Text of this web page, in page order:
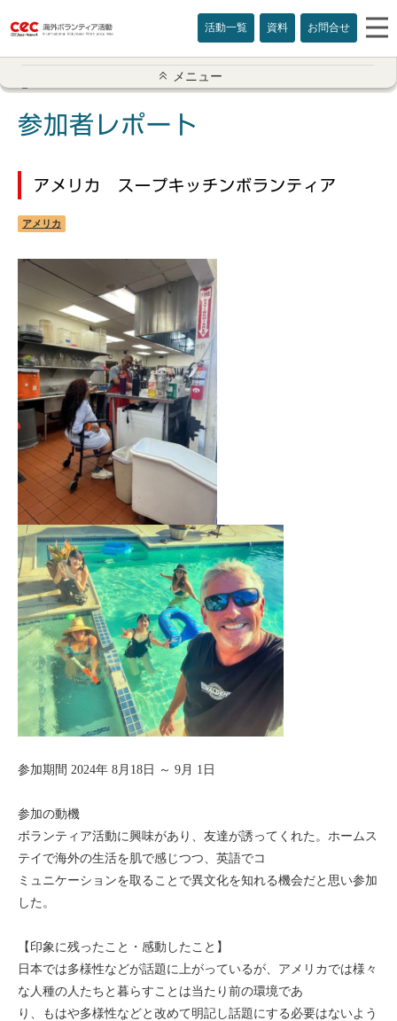
活動一覧 資料 お問合せ
参加者レポート一覧
アメリカ
カナダ
カンボジア
スリランカ
セブ
タイ
台湾
中国/海南島
ニュージーランド
ネパール
バリ
ベトナム
マルタ島
モンゴル
ジョグジャ
ギリシャ
メニュー
参加者レポート
アメリカ スープキッチンボランティア
アメリカ
参加期間 2024年 8月18日 ～ 9月 1日
参加の動機
ボランティア活動に興味があり、友達が誘ってくれた。ホームス
テイで海外の生活を肌で感じつつ、英語でコ
ミュニケーションを取ることで異文化を知れる機会だと思い参加
した。
【印象に残ったこと・感動したこと】
日本では多様性などが話題に上がっているが、アメリカでは様々
な人種の人たちと暮らすことは当たり前の環境であ
り、もはや多様性などと改めて明記し話題にする必要はないよう